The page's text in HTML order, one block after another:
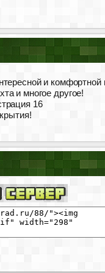
и комфортной
и многое другое!
16